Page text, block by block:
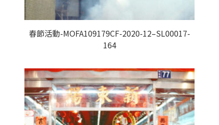
春節活動-MOFA109179CF-2020-12–SL00017-
164